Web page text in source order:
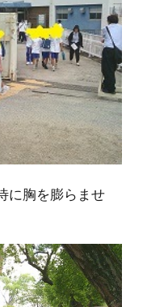
に胸を膨らませ